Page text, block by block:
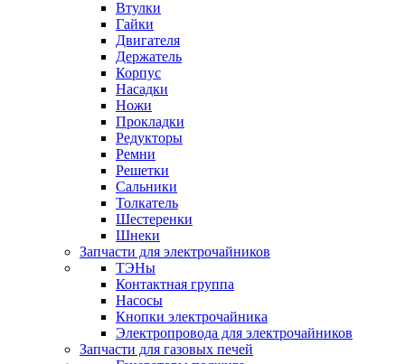
Втулки
Гайки
Двигателя
Держатель
Корпус
Насадки
Ножи
Прокладки
Редукторы
Ремни
Решетки
Сальники
Толкатель
Шестеренки
Шнеки
Запчасти для электрочайников
ТЭНы
Контактная группа
Насосы
Кнопки электрочайника
Электропровода для электрочайников
Запчасти для газовых печей